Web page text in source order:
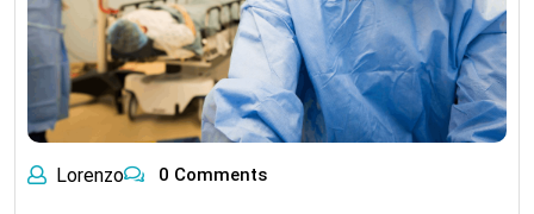
Lorenzo 0 Comments